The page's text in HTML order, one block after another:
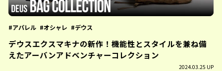
アパレル オシャレ デウス
デウスエクスマキナの新作！機能性とスタイルを兼ね備
えたアーバンアドベンチャーコレクション
2024.03.25 UP